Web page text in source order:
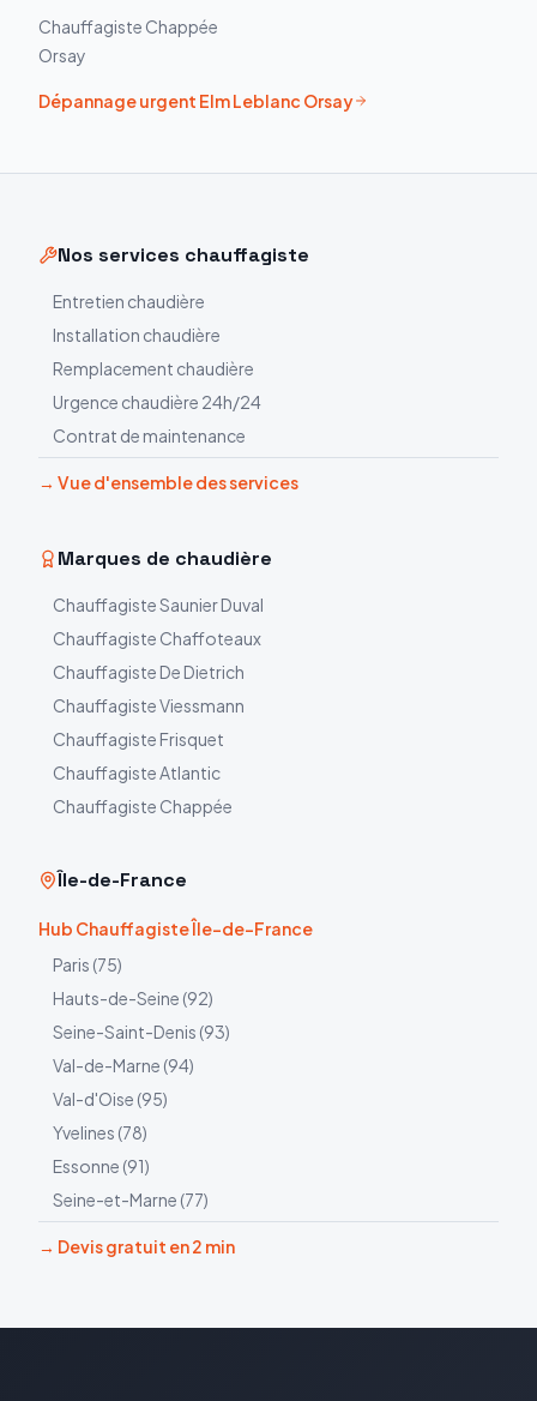
Chauffagiste Chappée
Orsay
Dépannage urgent Elm Leblanc Orsay
Nos services chauffagiste
Entretien chaudière
Installation chaudière
Remplacement chaudière
Urgence chaudière 24h/24
Contrat de maintenance
→ Vue d'ensemble des services
Marques de chaudière
ChauffagisteSaunier Duval
Chauffagiste Chaffoteaux
Chauffagiste De Dietrich
ChauffagisteViessmann
Chauffagiste Frisquet
ChauffagisteAtlantic
Chauffagiste Chappée
Île-de-France
Hub Chauffagiste Île-de-France
Paris (75)
Hauts-de-Seine (92)
Seine-Saint-Denis (93)
Val-de-Marne (94)
Val-d'Oise (95)
Yvelines (78)
Essonne (91)
Seine-et-Marne (77)
→ Devis gratuit en 2 min